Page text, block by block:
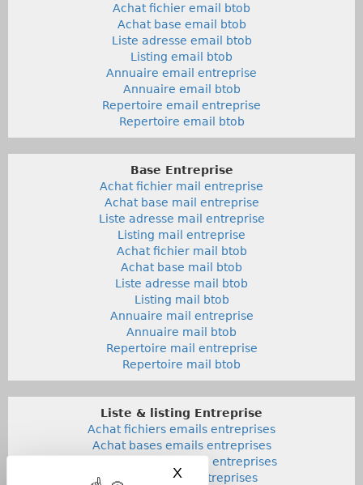
X Masquer le bandeau des
Achat fichier email btob
Achat base email btob
Liste adresse email btob
Listing email btob
Annuaire email entreprise
Annuaire email btob
Repertoire email entreprise
Repertoire email btob
Base Entreprise
Achat fichier mail entreprise
Achat base mail entreprise
Liste adresse mail entreprise
Listing mail entreprise
Achat fichier mail btob
Achat base mail btob
Liste adresse mail btob
Listing mail btob
Annuaire mail entreprise
Annuaire mail btob
Repertoire mail entreprise
Repertoire mail btob
Liste & listing Entreprise
Achat fichiers emails entreprises
Achat bases emails entreprises
Liste adresses emails entreprises
Listings emails entreprises